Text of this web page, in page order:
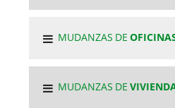
MUDANZAS DE
MUDANZAS DE